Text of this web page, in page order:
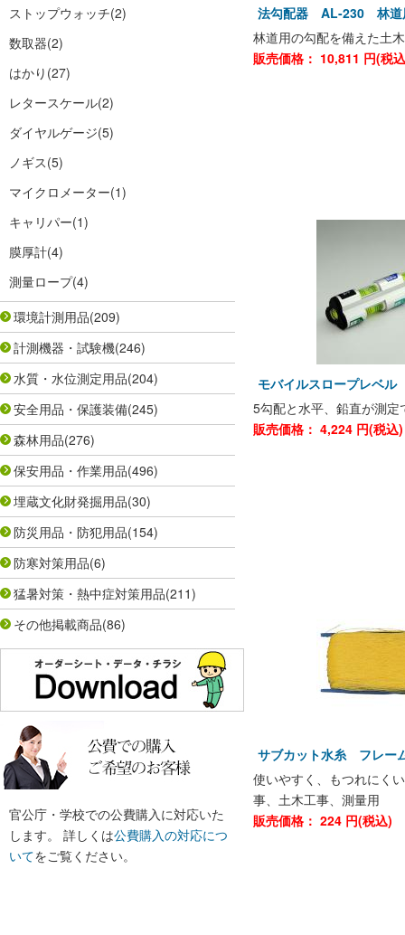
ストップウォッチ(2)
数取器(2)
はかり (27)
レタースケール(2)
ダイヤルゲージ(5)
ノギス(5)
マイクロメーター(1)
キャリパー(1)
膜厚計(4)
測量ロープ(4)
環境計測用品(209)
計測機器・試験機(246)
水質・水位測定用品(204)
安全用品・保護装備(245)
森林用品(276)
保安用品・作業用品(496)
埋蔵文化財発掘用品(30)
防災用品・防犯用品(154)
防寒対策用品(6)
猛暑対策・熱中症対策用品(211)
その他掲載商品(86)
官公庁・学校での公費購入に対応いた
します。 詳しくは公費購入の対応につ
いてをご覧ください。
法勾配器 AL-230 林
林道用の勾配を備えた土
販売価格： 10,811 円(税
モバイルスロープレベ
5勾配と水平、鉛直が測定
販売価格： 4,224 円(税
サブカット水糸 フレ
使いやすく、もつれにく
事、土木工事、測量用
販売価格： 224 円(税込)